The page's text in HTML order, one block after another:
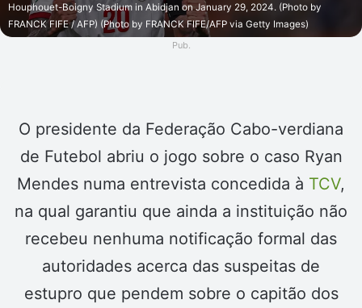
Houphouet-Boigny Stadium in Abidjan on January 29, 2024. (Photo by
FRANCK FIFE / AFP) (Photo by FRANCK FIFE/AFP via Getty Images)
Pub.
O presidente da Federação Cabo-verdiana
de Futebol abriu o jogo sobre o caso Ryan
Mendes numa entrevista concedida à TCV,
na qual garantiu que ainda a instituição não
recebeu nenhuma notificação formal das
autoridades acerca das suspeitas de
estupro que pendem sobre o capitão dos